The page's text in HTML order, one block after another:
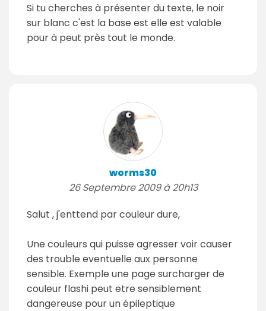
Si tu cherches à présenter du texte, le noir
sur blanc c'est la base est elle est valable
pour à peut près tout le monde.
worms30
26 Septembre 2009 à 20h13
Salut , j'enttend par couleur dure,
Une couleurs qui puisse agresser voir causer
des trouble eventuelle aux personne
sensible. Exemple une page surcharger de
couleur flashi peut etre sensiblement
dangereuse pour un épileptique